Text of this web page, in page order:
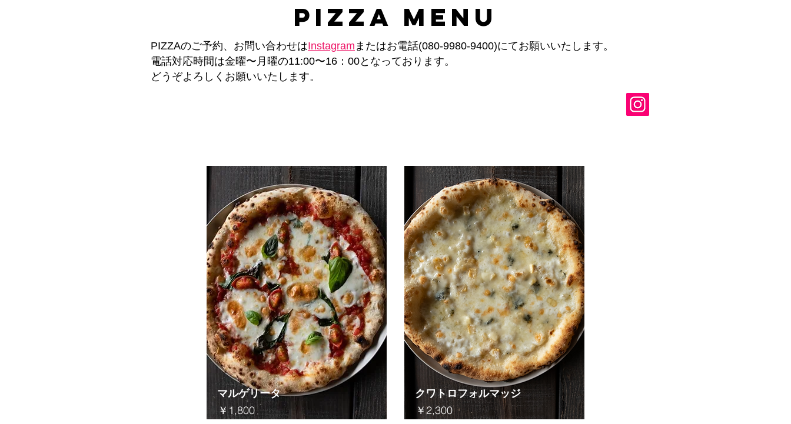
PIZZA MENU
PIZZAのご予約、お問い合わせはInstagram またはお電話(080-9980-9400)にてお願いいたします。
​電話対応時間は金曜〜月曜の11:00〜16：00となっております。
​どうぞよろしくお願いいたします。
​マルゲリータ
​￥1,800
​クワトロフォルマッジ
​￥2,300